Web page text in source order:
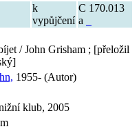
k
vypůjčení
C 170.013
a
/ John Grisham ; [přeložil
1955- (Autor)
klub, 2005